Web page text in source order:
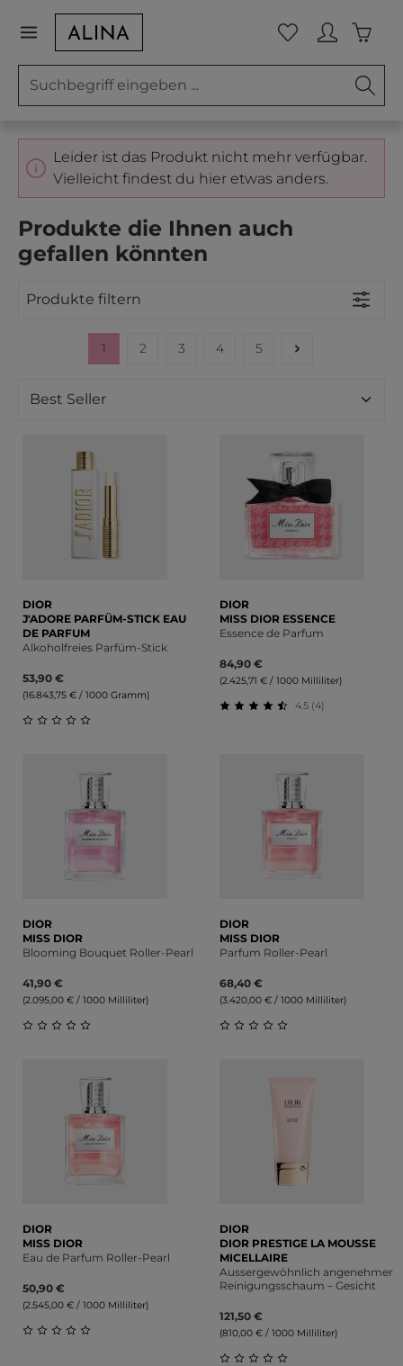
Zum Hauptinhalt springen Du hast 0
Leider ist das Produkt nicht mehr verfügbar.
Vielleicht findest du hier etwas anders.
Produkte die Ihnen auch
gefallen könnten
Produkte filtern
Seite
1 Seite
2 Seite
3 Seite
4 Seite
5
DIOR
J'ADORE PARFÜM-STICK EAU
DE PARFUM
Alkoholfreies Parfüm-Stick
53,90 €
(16.843,75 € / 1000 Gramm)
DIOR
MISS DIOR ESSENCE
Essence de Parfum
84,90 €
(2.425,71 € / 1000 Milliliter)
4.5 (4)
DIOR
MISS DIOR
Blooming Bouquet Roller-Pearl
41,90 €
(2.095,00 € / 1000 Milliliter)
DIOR
MISS DIOR
Parfum Roller-Pearl
68,40 €
(3.420,00 € / 1000 Milliliter)
DIOR
MISS DIOR
Eau de Parfum Roller-Pearl
50,90 €
(2.545,00 € / 1000 Milliliter)
Durchschnittliche Bewertung von 0 von 5 Sternen
DIOR
DIOR PRESTIGE LA MOUSSE
MICELLAIRE
Aussergewöhnlich angenehmer
Reinigungsschaum – Gesicht
121,50 €
(810,00 € / 1000 Milliliter)